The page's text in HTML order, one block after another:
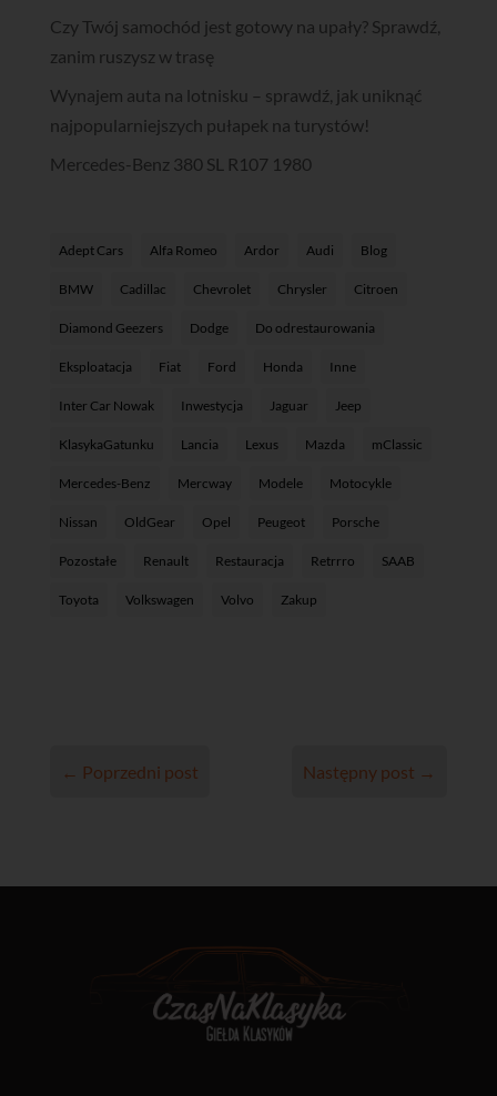
Czy Twój samochód jest gotowy na upały? Sprawdź,
zanim ruszysz w trasę
Wynajem auta na lotnisku – sprawdź, jak uniknąć
najpopularniejszych pułapek na turystów!
Mercedes-Benz 380 SL R107 1980
Adept Cars Alfa Romeo Ardor Audi Blog
BMW Cadillac Chevrolet Chrysler Citroen
Diamond Geezers Dodge Do odrestaurowania
Eksploatacja Fiat Ford Honda Inne
Inter Car Nowak Inwestycja Jaguar Jeep
KlasykaGatunku Lancia Lexus Mazda mClassic
Mercedes-Benz Mercway Modele Motocykle
Nissan OldGear Opel Peugeot Porsche
Pozostałe Renault Restauracja Retrrro SAAB
Toyota Volkswagen Volvo Zakup
← Poprzedni post Następny post →